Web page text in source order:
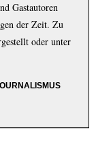
Gastautoren
der Zeit. Zu
oder unter